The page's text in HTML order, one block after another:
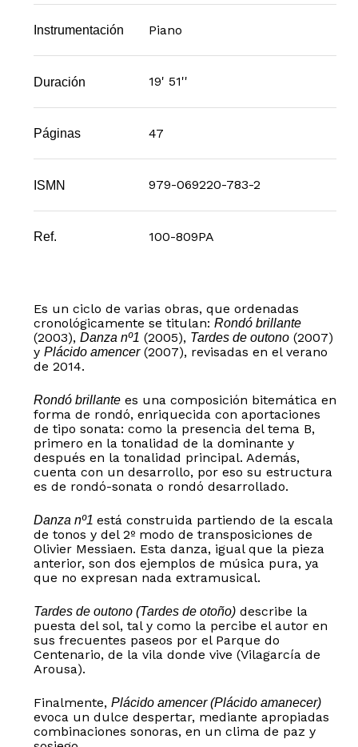
Instrumentación Piano
Duración 19' 51''
Páginas 47
ISMN 979-069220-783-2
Ref. 100-809PA
Es un ciclo de varias obras, que ordenadas
cronológicamente se titulan: Rondó brillante
(2003), Danza nº1 (2005), Tardes de outono(2007)
y Plácido amencer(2007), revisadas en el verano
de 2014.
Rondó brillantees una composición bitemática en
forma de rondó, enriquecida con aportaciones
de tipo sonata: como la presencia del tema B,
primero en la tonalidad de la dominante y
después en la tonalidad principal. Además,
cuenta con un desarrollo, por eso su estructura
es de rondó-sonata o rondó desarrollado.
Danza nº1 está construida partiendo de la escala
de tonos y del 2º modo de transposiciones de
Olivier Messiaen. Esta danza, igual que la pieza
anterior, son dos ejemplos de música pura, ya
que no expresan nada extramusical.
Tardes de outono (Tardes de otoño)describe la
puesta del sol, tal y como la percibe el autor en
sus frecuentes paseos por el Parque do
Centenario, de la vila donde vive (Vilagarcía de
Arousa).
Finalmente, Plácido amencer (Plácido amanecer)
evoca un dulce despertar, mediante apropiadas
combinaciones sonoras, en un clima de paz y